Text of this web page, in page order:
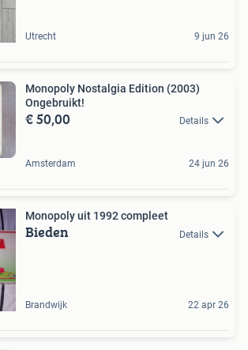
Utrecht 9 jun 26
Monopoly Nostalgia Edition (2003)
Ongebruikt!
€ 50,00 Details
Amsterdam 24 jun 26
Monopoly uit 1992 compleet
Bieden Details
Brandwijk 22 apr 26